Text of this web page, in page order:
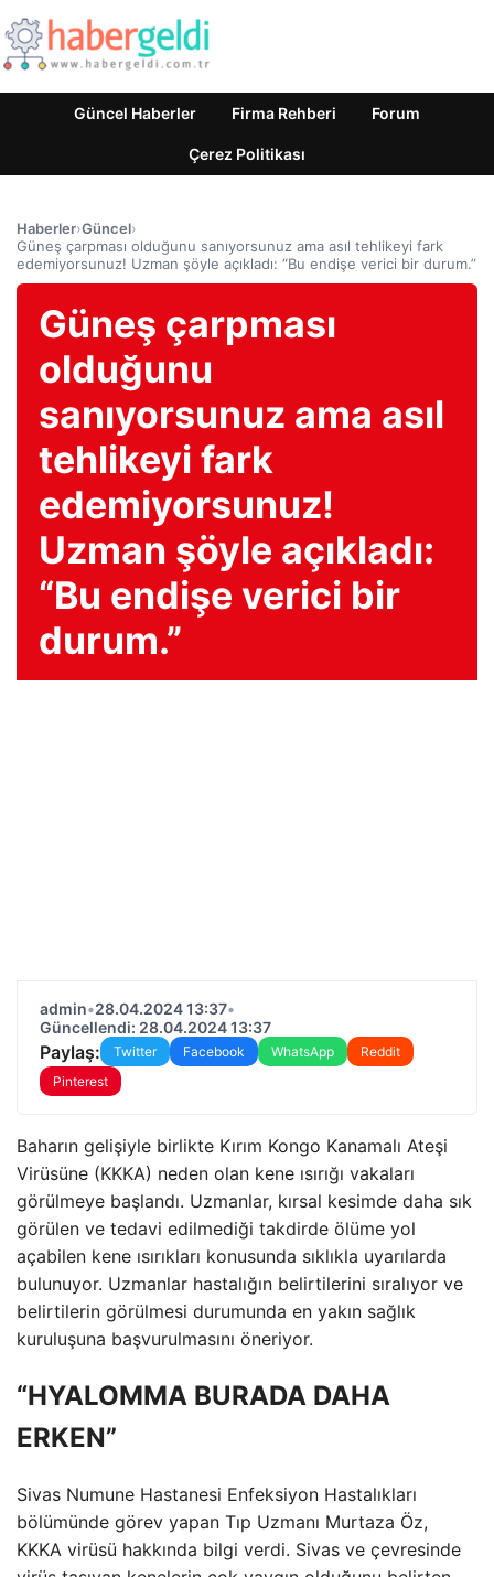
Güncel Haberler Firma Rehberi Forum
Çerez Politikası
Haberler›Güncel›
Güneş çarpması olduğunu sanıyorsunuz ama asıl tehlikeyi fark
edemiyorsunuz! Uzman şöyle açıkladı: “Bu endişe verici bir durum.”
Güneş çarpması
olduğunu
sanıyorsunuz ama asıl
tehlikeyi fark
edemiyorsunuz!
Uzman şöyle açıkladı:
“Bu endişe verici bir
durum.”
admin•28.04.2024 13:37•
Güncellendi: 28.04.2024 13:37
Paylaş: Twitter Facebook WhatsApp
Reddit
Pinterest
Baharın gelişiyle birlikte Kırım Kongo Kanamalı Ateşi
Virüsüne (KKKA) neden olan kene ısırığı vakaları
görülmeye başlandı. Uzmanlar, kırsal kesimde daha sık
görülen ve tedavi edilmediği takdirde ölüme yol
açabilen kene ısırıkları konusunda sıklıkla uyarılarda
bulunuyor. Uzmanlar hastalığın belirtilerini sıralıyor ve
belirtilerin görülmesi durumunda en yakın sağlık
kuruluşuna başvurulmasını öneriyor.
“HYALOMMA BURADA DAHA
ERKEN”
Sivas Numune Hastanesi Enfeksiyon Hastalıkları
bölümünde görev yapan Tıp Uzmanı Murtaza Öz,
KKKA virüsü hakkında bilgi verdi. Sivas ve çevresinde